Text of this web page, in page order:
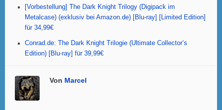
[Vorbestellung] The Dark Knight Trilogy (Digipack im
Metalcase) (exklusiv bei Amazon.de) [Blu-ray] [Limited Edition]
für 34,99€
Conrad.de: The Dark Knight Trilogie (Ultimate Collector’s
Edition) [Blu-ray] für 39,99€
Von Marcel